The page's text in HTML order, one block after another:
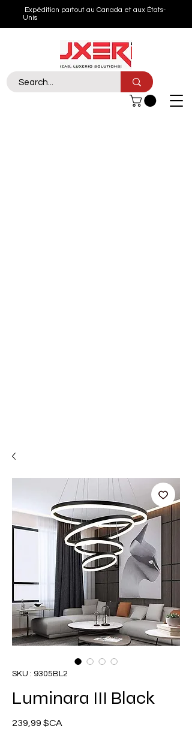
Expédition partout au Canada et aux États-
Unis
SKU : 9305BL2
Luminara III Black
239,99 $CA